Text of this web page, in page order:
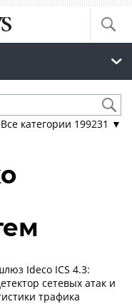
Все категории 199231 ▼
Ideco ICS 4.3:
сетевых атак и
трафика